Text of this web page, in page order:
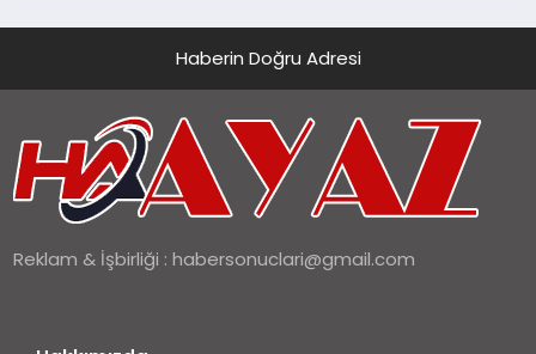
Haberin Doğru Adresi
Reklam & İşbirliği :habersonuclari@gmail.com